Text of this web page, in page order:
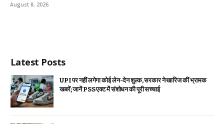
August 8, 2026
Latest Posts
UPI पर नहीं लगेगा कोई लेन-देन शुल्क, सरकार ने खारिज कीं भ्रामक
खबरें; जानें PSS एक्ट में संशोधन की पूरी सच्चाई